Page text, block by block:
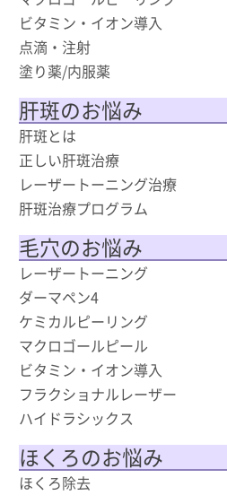
ビタミン・イオン導入
点滴・注射
塗り薬/内服薬
肝斑のお悩み
肝斑とは
正しい肝斑治療
レーザートーニング治療
肝斑治療プログラム
毛穴のお悩み
レーザートーニング
ダーマペン4
ケミカルピーリング
マクロゴールピール
ビタミン・イオン導入
フラクショナルレーザー
ハイドラシックス
ほくろのお悩み
ほくろ除去